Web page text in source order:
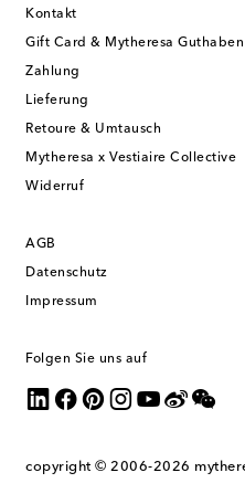
Kontakt
Gift Card & Mytheresa Guthaben
Zahlung
Lieferung
Retoure & Umtausch
Mytheresa x Vestiaire Collective
Widerruf
AGB
Datenschutz
Impressum
Folgen Sie uns auf
copyright © 2006-2026